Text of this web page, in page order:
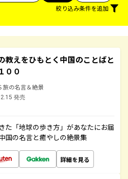
絞り込み条件を追加
教えをひもとく中国のことばと
００
旅の名言＆絶景
発売
た「地球の歩き方」があなたにお届
国の名言と癒やしの絶景集
詳細を見る